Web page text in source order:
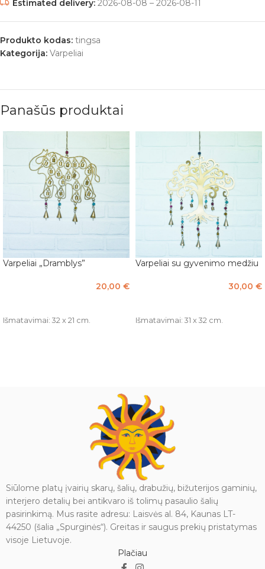
Estimated delivery: 2026-08-08 – 2026-08-11
Produkto kodas: tingsa
Kategorija: Varpeliai
Panašūs produktai
Varpeliai „Dramblys”
20,00 €
Išmatavimai: 32 x 21 cm.
Varpeliai su gyvenimo medžiu
30,00 €
Išmatavimai: 31 x 32 cm.
Siūlome platų įvairių skarų, šalių, drabužių, bižuterijos gaminių,
interjero detalių bei antikvaro iš tolimų pasaulio šalių
pasirinkimą. Mus rasite adresu: Laisvės al. 84, Kaunas LT-
44250 (šalia „Spurginės“). Greitas ir saugus prekių pristatymas
visoje Lietuvoje.
Plačiau